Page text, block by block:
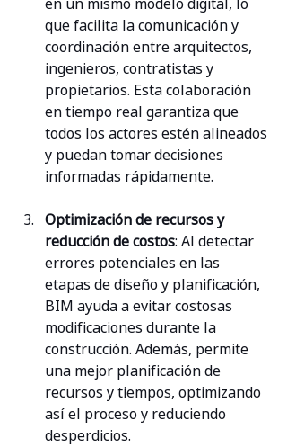
que facilita la comunicación y
coordinación entre arquitectos,
ingenieros, contratistas y
propietarios. Esta colaboración
en tiempo real garantiza que
todos los actores estén alineados
y puedan tomar decisiones
informadas rápidamente.
Optimización de recursos y
reducción de costos: Al detectar
errores potenciales en las
etapas de diseño y planificación,
BIM ayuda a evitar costosas
modificaciones durante la
construcción. Además, permite
una mejor planificación de
recursos y tiempos, optimizando
así el proceso y reduciendo
desperdicios.